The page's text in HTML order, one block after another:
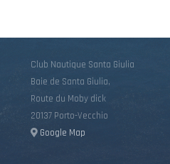
Club Nautique Santa Giulia
Baie de Santa Giulia,
Route du Moby dick
20137 Porto-Vecchio
Google Map